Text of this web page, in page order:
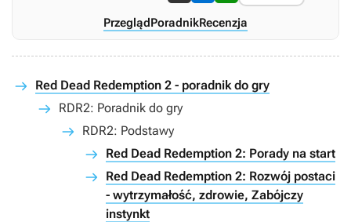
PrzeglądPoradnikRecenzja
Red Dead Redemption 2 - poradnik do gry
RDR2: Poradnik do gry
RDR2: Podstawy
Red Dead Redemption 2: Porady na start
Red Dead Redemption 2: Rozwój postaci
- wytrzymałość, zdrowie, Zabójczy
instynkt